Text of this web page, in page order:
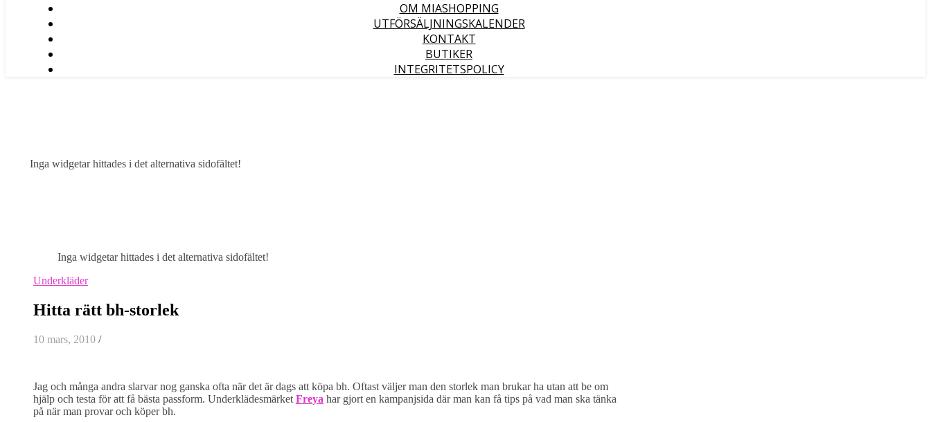
OM MIASHOPPING
UTFÖRSÄLJNINGSKALENDER
KONTAKT
BUTIKER
INTEGRITETSPOLICY
Inga widgetar hittades i det alternativa sidofältet!
Inga widgetar hittades i det alternativa sidofältet!
Underkläder
Hitta rätt bh-storlek
10 mars, 2010 /
Jag och många andra slarvar nog ganska ofta när det är dags att köpa bh. Oftast väljer man den storlek man brukar ha utan att be om
hjälp och testa för att få bästa passform. Underklädesmärket Freya har gjort en kampanjsida där man kan få tips på vad man ska tänka
på när man provar och köper bh.